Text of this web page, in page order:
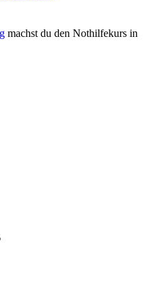
machst du den Nothilfekurs in